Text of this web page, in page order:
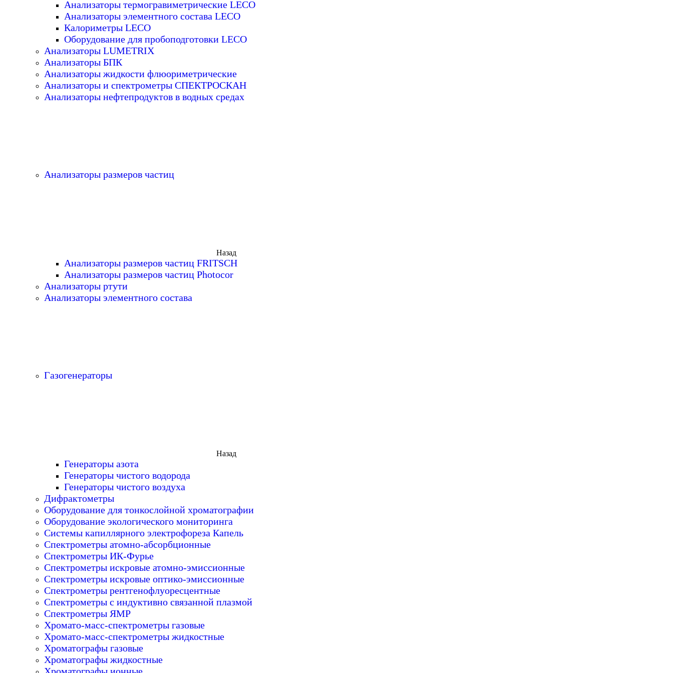
Анализаторы термогравиметрические LECO
Анализаторы элементного состава LECO
Калориметры LECO
Оборудование для пробоподготовки LECO
Анализаторы LUMETRIX
Анализаторы БПК
Анализаторы жидкости флюориметрические
Анализаторы и спектрометры СПЕКТРОСКАН
Анализаторы нефтепродуктов в водных средах
Анализаторы размеров частиц
Назад
Анализаторы размеров частиц FRITSCH
Анализаторы размеров частиц Photocor
Анализаторы ртути
Анализаторы элементного состава
Газогенераторы
Назад
Генераторы азота
Генераторы чистого водорода
Генераторы чистого воздуха
Дифрактометры
Оборудование для тонкослойной хроматографии
Оборудование экологического мониторинга
Системы капиллярного электрофореза Капель
Спектрометры атомно-абсорбционные
Спектрометры ИК-Фурье
Спектрометры искровые атомно-эмиссионные
Спектрометры искровые оптико-эмиссионные
Спектрометры рентгенофлуоресцентные
Спектрометры с индуктивно связанной плазмой
Спектрометры ЯМР
Хромато-масс-спектрометры газовые
Хромато-масс-спектрометры жидкостные
Хроматографы газовые
Хроматографы жидкостные